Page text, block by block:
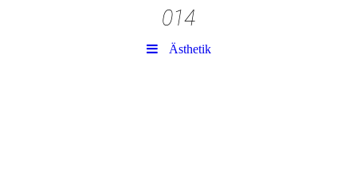
014
Ästhetik